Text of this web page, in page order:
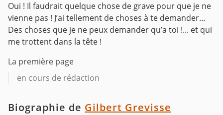
Oui ! Il faudrait quelque chose de grave pour que je ne
vienne pas ! J’ai tellement de choses à te demander…
Des choses que je ne peux demander qu’a toi !... et qui
me trottent dans la tête !
La première page
en cours de rédaction
Biographie de Gilbert Grevisse